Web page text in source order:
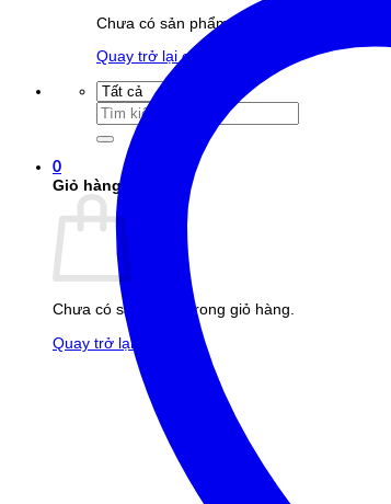
Chưa có sản phẩm trong giỏ hàng.
Quay trở lại cửa hàng
Tìm
kiếm:
0
Giỏ hàng
Chưa có sản phẩm trong giỏ hàng.
Quay trở lại cửa hàng